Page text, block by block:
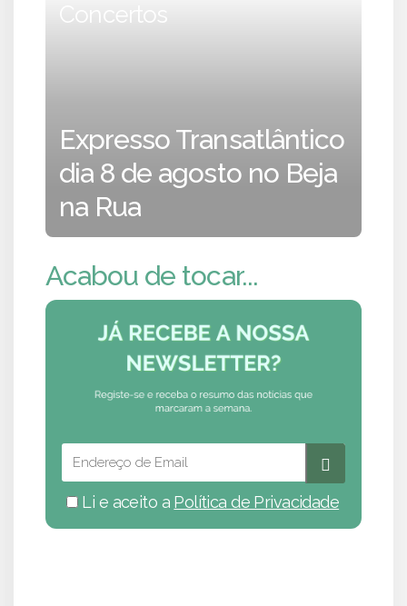
Concertos
Expresso Transatlântico
dia 8 de agosto no Beja
na Rua
Acabou de tocar...
Li e aceito a Política de Privacidade